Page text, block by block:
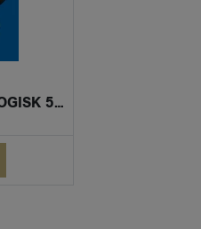
Sundbybergs IPA EKOLOGISK 5,9% (Fat 30L)